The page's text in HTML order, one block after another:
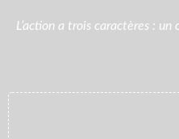
L’action a trois caractères :